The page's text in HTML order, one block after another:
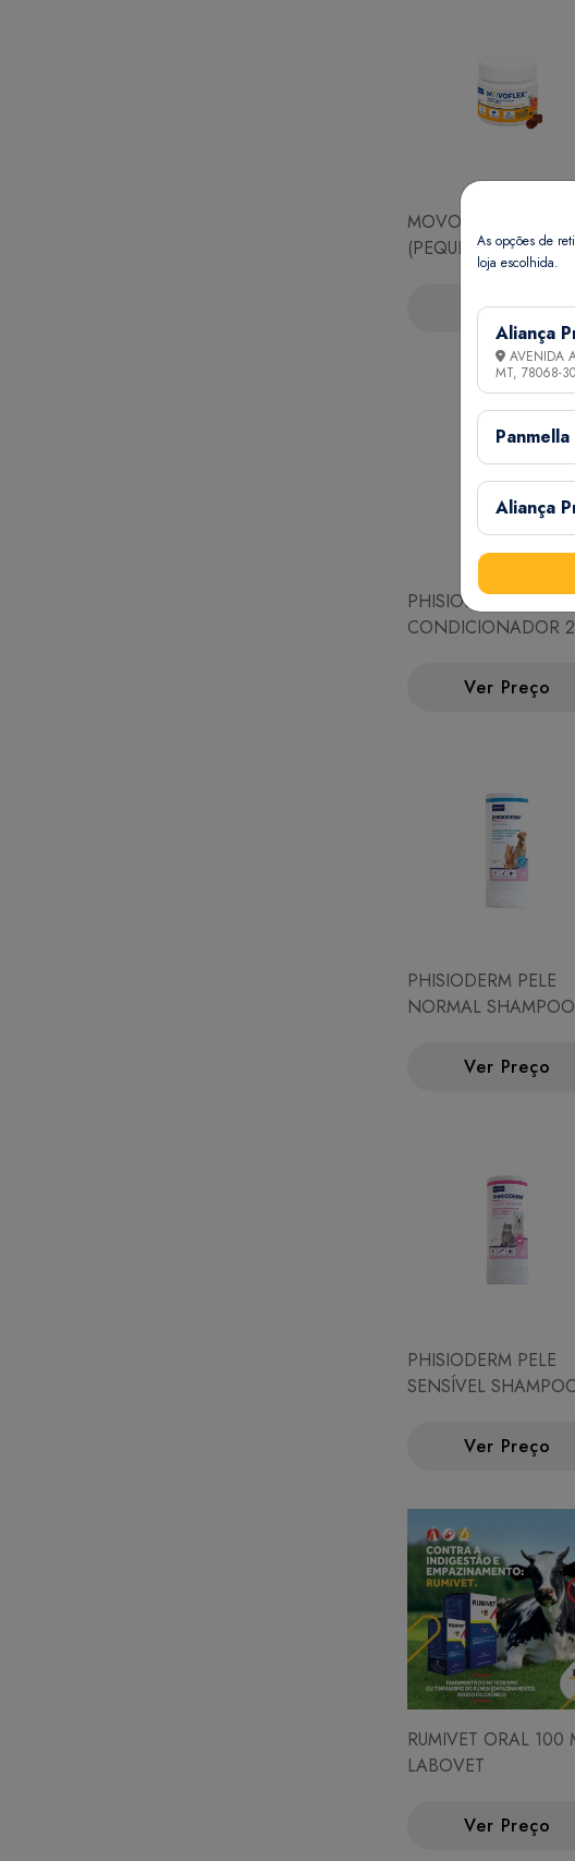
MOVOFLEX 2G
(PEQUENO PORTE
Ver Preço
PHISIODERM
CONDICIONADOR
Ver Preço
PHISIODERM PELE
NORMAL SHAMPOO
Ver Preço
PHISIODERM PELE
SENSÍVEL
Ver Preço
RUMIVET ORAL 100
LABOVET
Ver Preço
As opções de
loja escolhida.
Aliança
AVENIDA
MT, 78068-
Aliança